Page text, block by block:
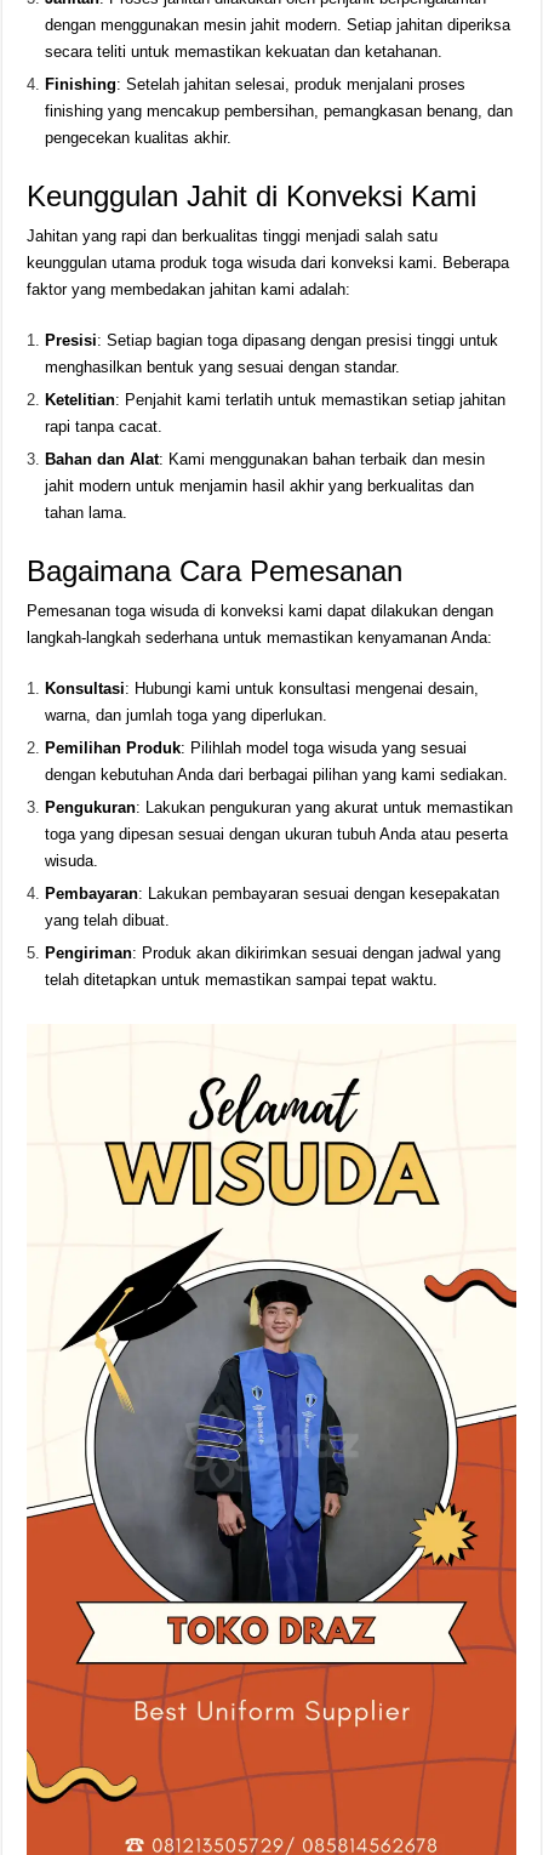
dengan menggunakan mesin jahit modern. Setiap jahitan diperiksa
secara teliti untuk memastikan kekuatan dan ketahanan.
Finishing: Setelah jahitan selesai, produk menjalani proses
finishing yang mencakup pembersihan, pemangkasan benang, dan
pengecekan kualitas akhir.
Keunggulan Jahit di Konveksi Kami
Jahitan yang rapi dan berkualitas tinggi menjadi salah satu
keunggulan utama produk toga wisuda dari konveksi kami. Beberapa
faktor yang membedakan jahitan kami adalah:
Presisi: Setiap bagian toga dipasang dengan presisi tinggi untuk
menghasilkan bentuk yang sesuai dengan standar.
Ketelitian: Penjahit kami terlatih untuk memastikan setiap jahitan
rapi tanpa cacat.
Bahan dan Alat: Kami menggunakan bahan terbaik dan mesin
jahit modern untuk menjamin hasil akhir yang berkualitas dan
tahan lama.
Bagaimana Cara Pemesanan
Pemesanan toga wisuda di konveksi kami dapat dilakukan dengan
langkah-langkah sederhana untuk memastikan kenyamanan Anda:
Konsultasi: Hubungi kami untuk konsultasi mengenai desain,
warna, dan jumlah toga yang diperlukan.
Pemilihan Produk: Pilihlah model toga wisuda yang sesuai
dengan kebutuhan Anda dari berbagai pilihan yang kami sediakan.
Pengukuran: Lakukan pengukuran yang akurat untuk memastikan
toga yang dipesan sesuai dengan ukuran tubuh Anda atau peserta
wisuda.
Pembayaran: Lakukan pembayaran sesuai dengan kesepakatan
yang telah dibuat.
Pengiriman: Produk akan dikirimkan sesuai dengan jadwal yang
telah ditetapkan untuk memastikan sampai tepat waktu.